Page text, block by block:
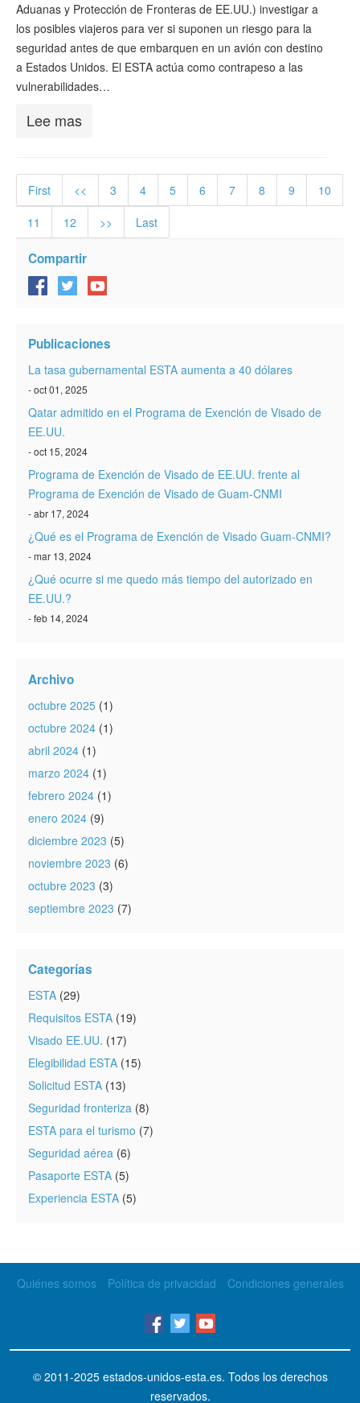
Aduanas y Protección de Fronteras de EE.UU.) investigar a
los posibles viajeros para ver si suponen un riesgo para la
seguridad antes de que embarquen en un avión con destino
a Estados Unidos. El ESTA actúa como contrapeso a las
vulnerabilidades…
Lee mas
First << 3 4 5 6 7 8 9
10
11
12 >> Last
Compartir
Publicaciones
La tasa gubernamental ESTA aumenta a 40 dólares
- oct 01, 2025
Qatar admitido en el Programa de Exención de Visado de
EE.UU.
- oct 15, 2024
Programa de Exención de Visado de EE.UU. frente al
Programa de Exención de Visado de Guam-CNMI
- abr 17, 2024
¿Qué es el Programa de Exención de Visado Guam-CNMI?
- mar 13, 2024
¿Qué ocurre si me quedo más tiempo del autorizado en
EE.UU.?
- feb 14, 2024
Archivo
octubre 2025 (1)
octubre 2024 (1)
abril 2024 (1)
marzo 2024 (1)
febrero 2024 (1)
enero 2024 (9)
diciembre 2023 (5)
noviembre 2023 (6)
octubre 2023 (3)
septiembre 2023 (7)
Categorías
ESTA (29)
Requisitos ESTA (19)
Visado EE.UU. (17)
Elegibilidad ESTA (15)
Solicitud ESTA (13)
Seguridad fronteriza (8)
ESTA para el turismo (7)
Seguridad aérea (6)
Pasaporte ESTA (5)
Experiencia ESTA (5)
Quiénes somos Política de privacidad Condiciones generales
© 2011-2025 estados-unidos-esta.es. Todos los derechos
reservados.